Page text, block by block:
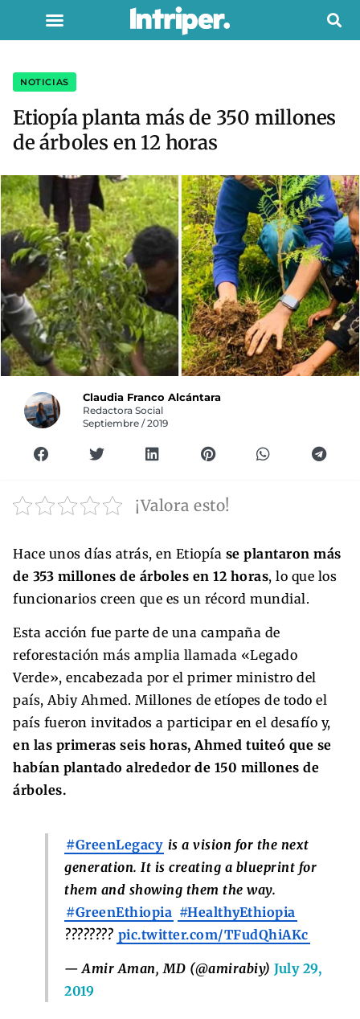
NOTICIAS
Etiopía planta más de 350 millones
de árboles en 12 horas
Claudia Franco Alcántara
Redactora Social
Septiembre / 2019
¡Valora esto!
Hace unos días atrás, en Etiopía se plantaron más
de 353 millones de árboles en 12 horas, lo que los
funcionarios creen que es un récord mundial.
Esta acción fue parte de una campaña de
reforestación más amplia llamada «Legado
Verde», encabezada por el primer ministro del
país, Abiy Ahmed. Millones de etíopes de todo el
país fueron invitados a participar en el desafío y,
en las primeras seis horas, Ahmed tuiteó que se
habían plantado alrededor de 150 millones de
árboles.
#GreenLegacy is a vision for the next
generation. It is creating a blueprint for
them and showing them the way.
#GreenEthiopia #HealthyEthiopia
???????? pic.twitter.com/TFudQhiAKc
— Amir Aman, MD (@amirabiy) July 29,
2019